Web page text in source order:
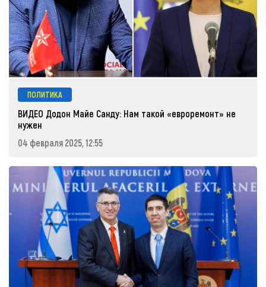
ПОЛИТИКА
ВИДЕО Додон Майе Санду: Нам такой «евроремонт» не
нужен
04 февраля 2025, 12:55